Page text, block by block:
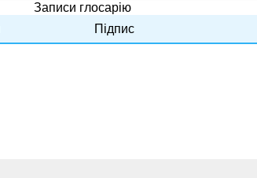
Записи глосарію
Підпис